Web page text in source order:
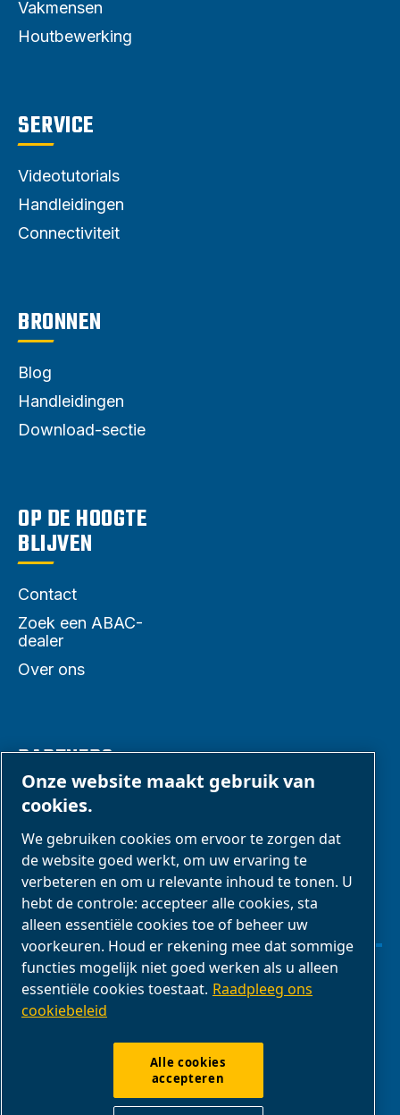
Vakmensen
Houtbewerking
SERVICE
Videotutorials
Handleidingen
Connectiviteit
BRONNEN
Blog
Handleidingen
Download-sectie
OP DE HOOGTE
BLIJVEN
Contact
Zoek een ABAC-
dealer
Over ons
PARTNERS
Zakenpartners
E-Connect 2,0
Zakelijke portal
ABAC-
mediagalerij
Cookie-instellingen beheren
Juridische kennisgevingen & privacyverklaringen
Productconformiteit
Onze website maakt gebruik van
cookies.
We gebruiken cookies om ervoor te zorgen dat
de website goed werkt, om uw ervaring te
verbeteren en om u relevante inhoud te tonen. U
hebt de controle: accepteer alle cookies, sta
alleen essentiële cookies toe of beheer uw
voorkeuren. Houd er rekening mee dat sommige
functies mogelijk niet goed werken als u alleen
essentiële cookies toestaat. Raadpleeg ons
cookiebeleid
Alle cookies
accepteren